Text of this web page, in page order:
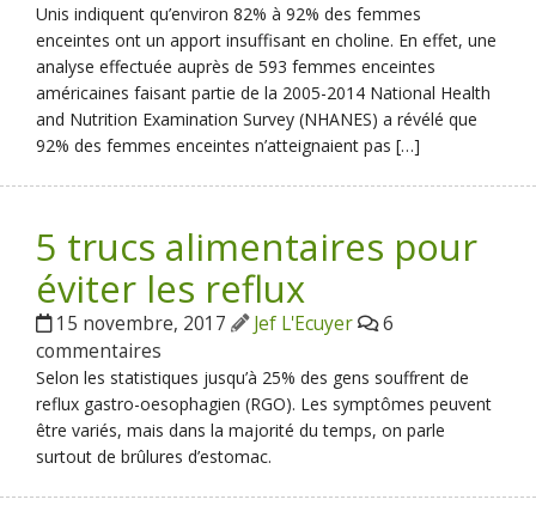
Unis indiquent qu’environ 82% à 92% des femmes
enceintes ont un apport insuffisant en choline. En effet, une
analyse effectuée auprès de 593 femmes enceintes
américaines faisant partie de la 2005-2014 National Health
and Nutrition Examination Survey (NHANES) a révélé que
92% des femmes enceintes n’atteignaient pas […]
5 trucs alimentaires pour
éviter les reflux
15 novembre, 2017 Jef L'Ecuyer
6
commentaires
Selon les statistiques jusqu’à 25% des gens souffrent de
reflux gastro-oesophagien (RGO). Les symptômes peuvent
être variés, mais dans la majorité du temps, on parle
surtout de brûlures d’estomac.